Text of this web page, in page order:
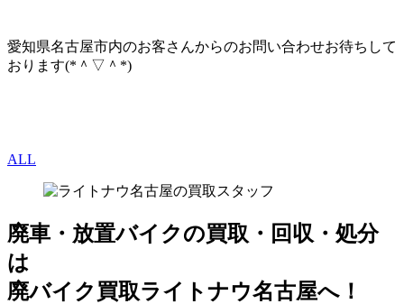
愛知県名古屋市内のお客さんからのお問い合わせお待ちして
おります(*＾▽＾*)
ALL
廃車・放置バイクの買取・回収・処分
は
廃バイク買取ライトナウ名古屋へ！